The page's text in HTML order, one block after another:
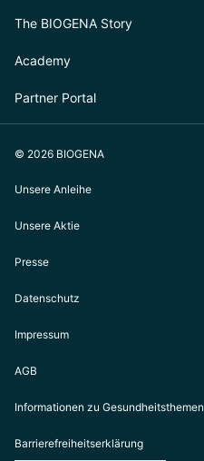
The BIOGENA Story
Academy
Partner Portal
© 2026 BIOGENA
Unsere Anleihe
Unsere Aktie
Presse
Datenschutz
Impressum
AGB
Informationen zu Gesundheitsthemen
Barrierefreiheitserklärung